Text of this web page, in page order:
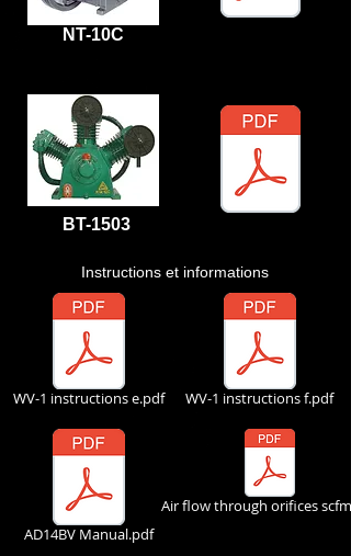
NT-10C
BT-1503
Instructions et informations
WV-1 instructions e.pdf WV-1 instructions f.pdf
AD14BV Manual.pdf
Air flow through orifices